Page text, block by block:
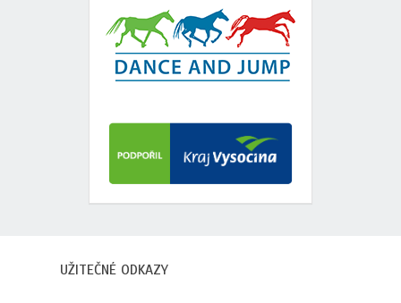
UŽITEČNÉ ODKAZY